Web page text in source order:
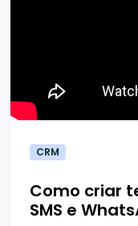
CRM
Como criar
SMS e